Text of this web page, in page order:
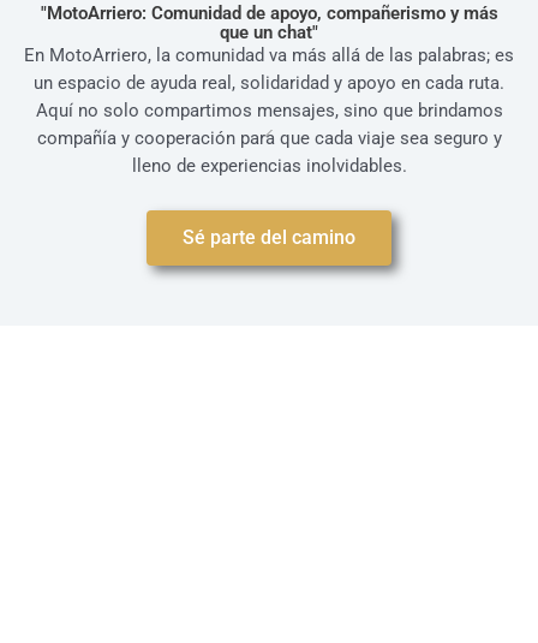
"MotoArriero: Comunidad de apoyo, compañerismo y más
que un chat"
En MotoArriero, la comunidad va más allá de las palabras; es
un espacio de ayuda real, solidaridad y apoyo en cada ruta.
Aquí no solo compartimos mensajes, sino que brindamos
compañía y cooperación para que cada viaje sea seguro y
lleno de experiencias inolvidables.
Sé parte del camino